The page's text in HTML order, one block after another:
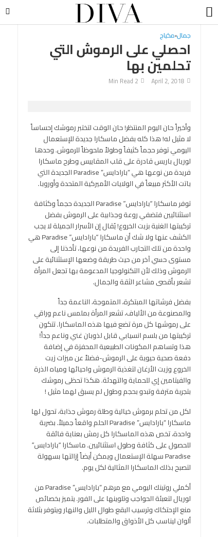
جمال•مكياج
احصلي على الرموش التي
تحلمين بها
April 2, 2018
2 Min Read
وأخيراً حان اليوم المنتظر! حان الوقت لتختبر رموشك إحساساً
لا مثيل له! هذا كله بفضل ماسكارا جديدة للإستعمال
اليومي توفر حجماً كثيفاً وطولاً ملحوظاً للرموش. وحدها
لوريال باريس قادرة على قلب المقاييس وطرح ماسكارا
فريدة من نوعها هي “بارادايس” Paradise الجديدة التي
باتت الأكثر مبيعاً في الولايات الأميركية المتحدة وأوروبا.
توفر ماسكارا “بارادايس” Paradise الجديدة حجماً وكثافة
استثنائيين فتضفي روعة وجذابية على الرموش بفضل
تركيبتها الغنية بزيت الخروع! يُقال إن الأسرار الجميلة لا يجب
الكشف عنها ولا شك أن ماسكارا “بارادايس” Paradise هي
واحدة من تلك التجارب الفريدة من نوعها، تأخذنا إلى
مستوى حسي آخر من حيث طريقة وضعها الإستثنائية على
الرموش وذلك لأن التكنولوجيا المدعومة بها تجعل المرأة
تشعر بأقصى مشاعر الثقة والجمال.
بفضل فرشاتها المبتكرة، المتموجة، الناعمة جداً
والمصنوعة من الألياف، تشعر المرأة بملمس ناعم وراقي
على رموشها كل مرة تضع فيها هذه الماسكارا. تتكون
تركيبتها من بلسم انسيابي قابل لذوبان غني وناعم جداً!
هذا وتساهم المكونات الطبيعية المحفزة في إضافة
دفعة صحية حيوية على الرموش-فضلاً عن ميزات زيت
الخروع وزيت الأرغان لتغذية الرموش واحيائها ومياه الذرة
والفيتامين إي للحماية والتهدئة. هكذا تحظى رموشك
بتجربة مترفة وتبدو بحجم وطول لم يسبق لهما مثيل !
لكل من تحلم برموش خيالية وطلة رموش جذابة، تحول لها
ماسكارا “بارادايس” Paradise الحلم واقعاً جميلاً. بضربة
واحدة، تخص هذه الماسكارا كل رمش بعناية فائقة
للحصول على كثافة وطول استثنائيين. ماسكارا “بارادايس”
Paradise سهلة الإستعمال ويمكن أيضاً إزالتها بسهولة
لتصبح بذلك الماسكارا المثالية لكل يوم.
أكملي روتينك اليومي مع مرهم “بارادايس” Paradise من
لوريال لتعبئة الحواجب وتلوينها على الفور. يتميز بخصائص
منع الإحتكاك وترسيب البقع طوال الليل والنهار ويتوفر بثلاثة
ألوان ليناسب كل الأذواق والمتطلبات.